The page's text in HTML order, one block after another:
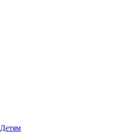
Детям